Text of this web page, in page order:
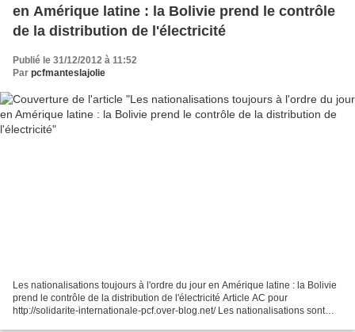
en Amérique latine : la Bolivie prend le contrôle
de la distribution de l'électricité
Publié le 31/12/2012 à 11:52
Par pcfmanteslajolie
Les nationalisations toujours à l'ordre du jour en Amérique latine : la Bolivie
prend le contrôle de la distribution de l'électricité Article AC pour
http://solidarite-internationale-pcf.over-blog.net/ Les nationalisations sont